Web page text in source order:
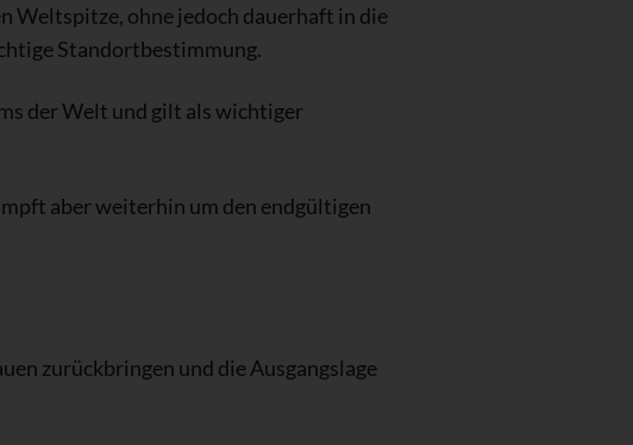
Weltspitze, ohne jedoch dauerhaft in die
Standortbestimmung.
der Welt und gilt als wichtiger
aber weiterhin um den endgültigen
zurückbringen und die Ausgangslage